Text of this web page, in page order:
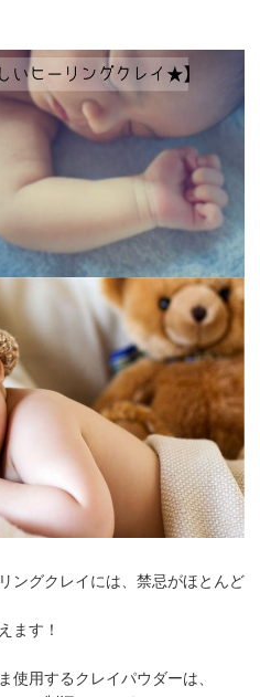
ングクレイには、禁忌がほとんど
ます ！
使用するクレイパウダーは、